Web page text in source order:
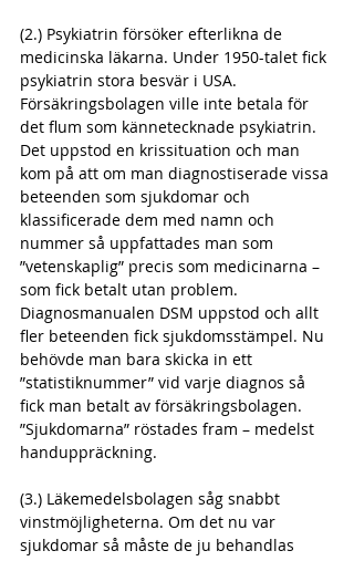
(2.) Psykiatrin försöker efterlikna de
medicinska läkarna. Under 1950-talet fick
psykiatrin stora besvär i USA.
Försäkringsbolagen ville inte betala för
det flum som kännetecknade psykiatrin.
Det uppstod en krissituation och man
kom på att om man diagnostiserade vissa
beteenden som sjukdomar och
klassificerade dem med namn och
nummer så uppfattades man som
”vetenskaplig” precis som medicinarna –
som fick betalt utan problem.
Diagnosmanualen DSM uppstod och allt
fler beteenden fick sjukdomsstämpel. Nu
behövde man bara skicka in ett
”statistiknummer” vid varje diagnos så
fick man betalt av försäkringsbolagen.
”Sjukdomarna” röstades fram – medelst
handuppräckning.
(3.) Läkemedelsbolagen såg snabbt
vinstmöjligheterna. Om det nu var
sjukdomar så måste de ju behandlas